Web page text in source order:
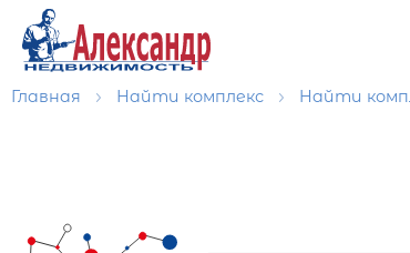
Главная Найти комплекс Hайти